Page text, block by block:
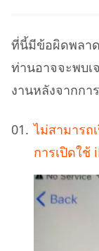
ที่นี้มีข้อผิดพลา
ท่านอาจจะพบเ
งานหลังจากกา
ไม่สามารถ
การเปิดใช้